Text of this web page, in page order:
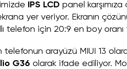
IPS LCD panel
yer veriyor. Ekranın
telefon için 20:9 en boy
arayüzü MIUI 13
G36 olarak ifade ediliyor.